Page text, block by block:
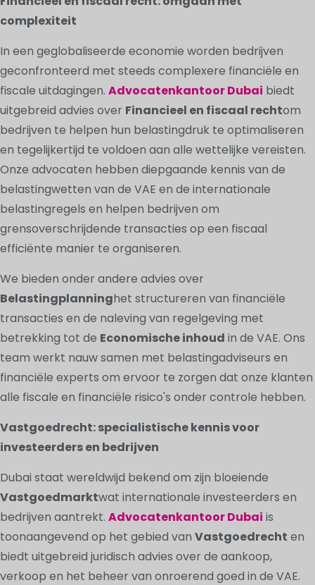
complexiteit
In een geglobaliseerde economie worden bedrijven
geconfronteerd met steeds complexere financiële en
fiscale uitdagingen. Advocatenkantoor Dubai biedt
uitgebreid advies over Financieel en fiscaal rechtom
bedrijven te helpen hun belastingdruk te optimaliseren
en tegelijkertijd te voldoen aan alle wettelijke vereisten.
Onze advocaten hebben diepgaande kennis van de
belastingwetten van de VAE en de internationale
belastingregels en helpen bedrijven om
grensoverschrijdende transacties op een fiscaal
efficiënte manier te organiseren.
We bieden onder andere advies over
Belastingplanninghet structureren van financiële
transacties en de naleving van regelgeving met
betrekking tot de Economische inhoud in de VAE. Ons
team werkt nauw samen met belastingadviseurs en
financiële experts om ervoor te zorgen dat onze klanten
alle fiscale en financiële risico's onder controle hebben.
Vastgoedrecht: specialistische kennis voor
investeerders en bedrijven
Dubai staat wereldwijd bekend om zijn bloeiende
Vastgoedmarktwat internationale investeerders en
bedrijven aantrekt. Advocatenkantoor Dubai is
toonaangevend op het gebied van Vastgoedrecht en
biedt uitgebreid juridisch advies over de aankoop,
verkoop en het beheer van onroerend goed in de VAE.